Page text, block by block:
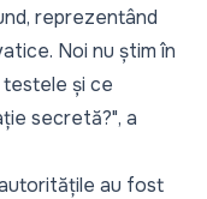
reprezentând
Noi nu știm în
și ce
secretă?", a
au fost